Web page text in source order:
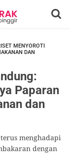
MENYOROTI
DAN
Paparan
dan
menghadapi
dengan